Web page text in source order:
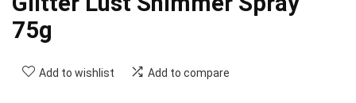
75g
Add to wishlist Add to compare